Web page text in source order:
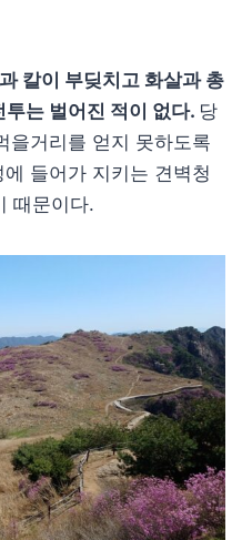
칼이 부딪치고 화살과 총
는 벌어진 적이 없다. 당
을거리를 얻지 못하도록
들어가 지키는 견벽청
때문이다.